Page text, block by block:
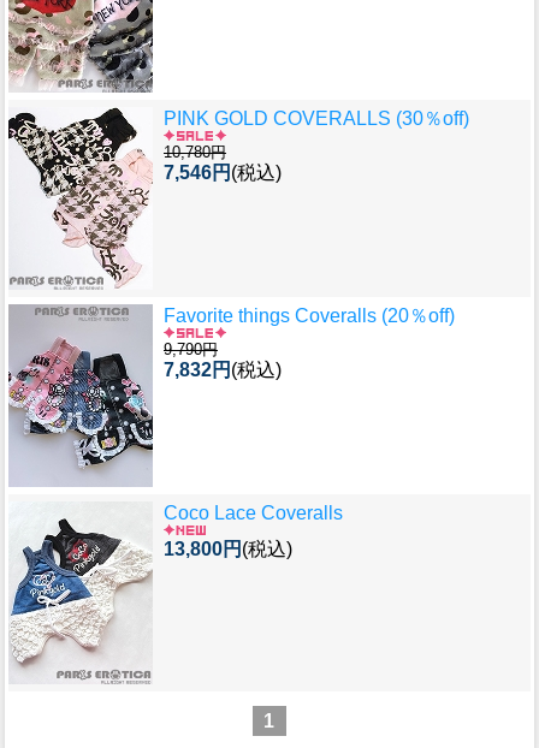
PINK GOLD COVERALLS (30％off)
10,780円
7,546円 (税込)
Favorite things Coveralls (20％off)
9,790円
7,832円 (税込)
Coco Lace Coveralls
13,800円 (税込)
1